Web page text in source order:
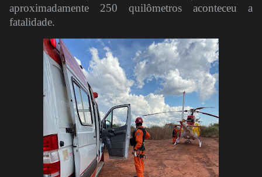
aproximadamente 250 quilômetros aconteceu a
fatalidade.